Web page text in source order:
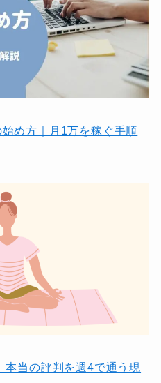
め方｜月1万を稼ぐ手順
本当の評判を週4で通う現